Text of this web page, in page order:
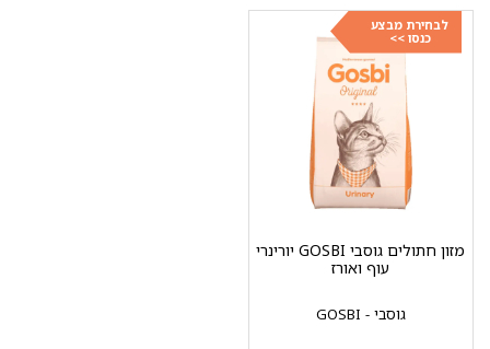
לבחירת מבצע
כנסו >>
גוסבי - GOSBI
מזון חתולים גוסבי GOSBI יורינרי
עוף ואורז